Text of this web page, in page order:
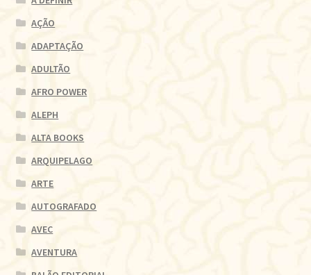
AÇÃO
ADAPTAÇÃO
ADULTÃO
AFRO POWER
ALEPH
ALTA BOOKS
ARQUIPELAGO
ARTE
AUTOGRAFADO
AVEC
AVENTURA